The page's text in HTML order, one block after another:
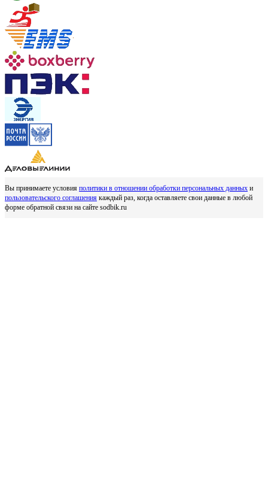
Вы принимаете условия политики в отношении обработки персональных данных и
пользовательского соглашения каждый раз, когда оставляете свои данные в любой
форме обратной связи на сайте sodbik.ru